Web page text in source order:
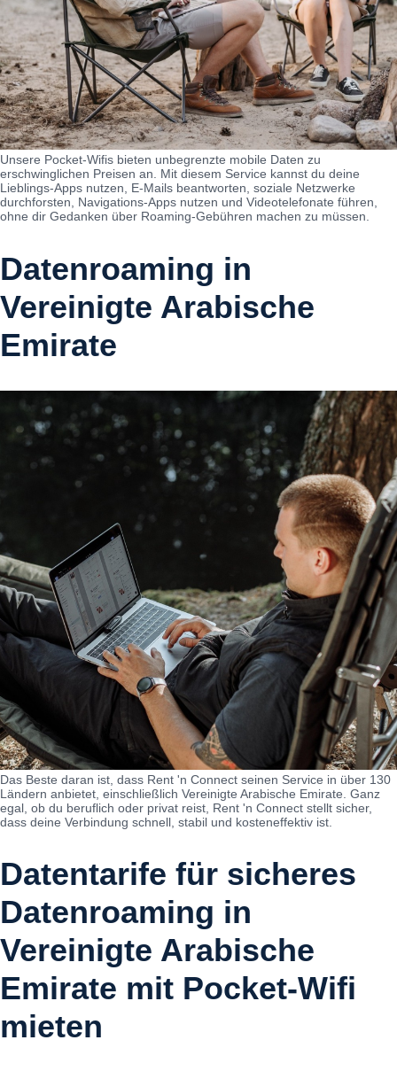
Unsere Pocket-Wifis bieten unbegrenzte mobile Daten zu
erschwinglichen Preisen an. Mit diesem Service kannst du deine
Lieblings-Apps nutzen, E-Mails beantworten, soziale Netzwerke
durchforsten, Navigations-Apps nutzen und Videotelefonate führen,
ohne dir Gedanken über Roaming-Gebühren machen zu müssen.
Datenroaming in
Vereinigte Arabische
Emirate
Das Beste daran ist, dass Rent 'n Connect seinen Service in über 130
Ländern anbietet, einschließlich Vereinigte Arabische Emirate. Ganz
egal, ob du beruflich oder privat reist, Rent 'n Connect stellt sicher,
dass deine Verbindung schnell, stabil und kosteneffektiv ist.
Datentarife für sicheres
Datenroaming in
Vereinigte Arabische
Emirate mit Pocket-Wifi
mieten